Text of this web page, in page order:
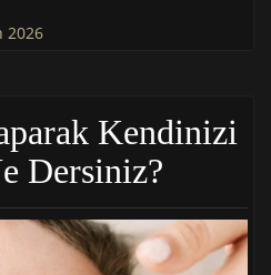
2026
Kendinizi
Dersiniz?